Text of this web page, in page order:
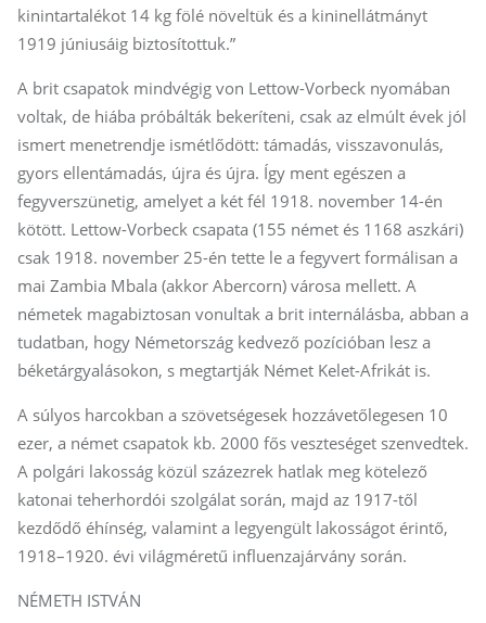
kinintartalékot 14 kg fölé növeltük és a kininellátmányt
1919 júniusáig biztosítottuk.”
A brit csapatok mindvégig von Lettow-Vorbeck nyomában
voltak, de hiába próbálták bekeríteni, csak az elmúlt évek jól
ismert menetrendje ismétlődött: támadás, visszavonulás,
gyors ellentámadás, újra és újra. Így ment egészen a
fegyverszünetig, amelyet a két fél 1918. november 14-én
kötött. Lettow-Vorbeck csapata (155 német és 1168 aszkári)
csak 1918. november 25-én tette le a fegyvert formálisan a
mai Zambia Mbala (akkor Abercorn) városa mellett. A
németek magabiztosan vonultak a brit internálásba, abban a
tudatban, hogy Németország kedvező pozícióban lesz a
béketárgyalásokon, s megtartják Német Kelet-Afrikát is.
A súlyos harcokban a szövetségesek hozzávetőlegesen 10
ezer, a német csapatok kb. 2000 fős veszteséget szenvedtek.
A polgári lakosság közül százezrek hatlak meg kötelező
katonai teherhordói szolgálat során, majd az 1917-től
kezdődő éhínség, valamint a legyengült lakosságot érintő,
1918–1920. évi világméretű influenzajárvány során.
NÉMETH ISTVÁN